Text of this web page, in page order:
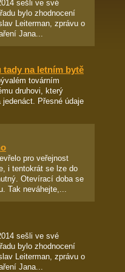
sešli ve své
bylo zhodnocení
Leiterman, zprávu o
Jana...
tady na letním bytě
továrním
druhovi, který
Přesné údaje
pro veřejnost
i tentokrát se lze do
Otevírací doba se
Tak neváhejte,...
sešli ve své
bylo zhodnocení
Leiterman, zprávu o
Jana...